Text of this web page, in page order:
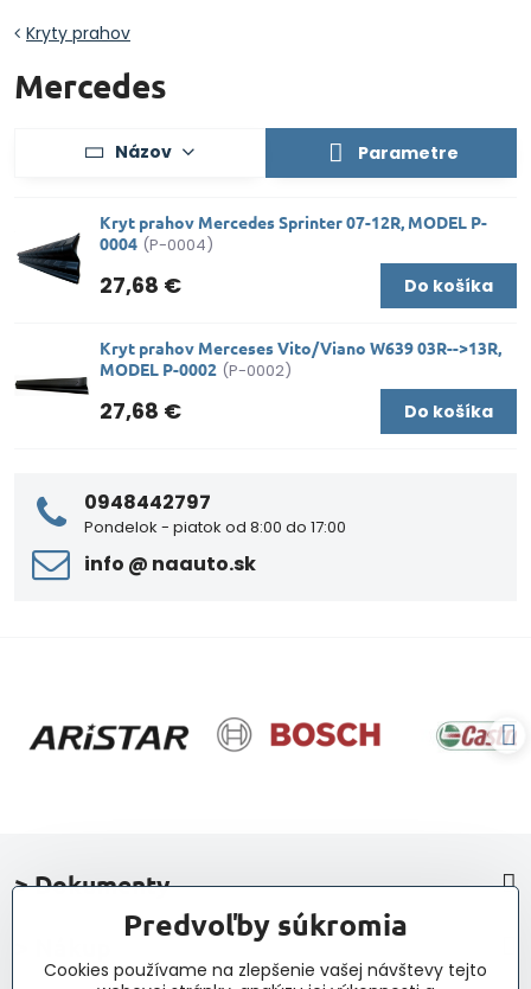
Kryty prahov
Mercedes
Názov Parametre
Kryt prahov Mercedes Sprinter 07-12R, MODEL P-
0004 (P-0004)
27,68 € Do košíka
Kryt prahov Merceses Vito/Viano W639 03R-->13R,
MODEL P-0002 (P-0002)
27,68 € Do košíka
0948442797
Pondelok - piatok od 8:00 do 17:00
info ​@ naauto​.sk
> Dokumenty
Predvoľby súkromia
Cookies používame na zlepšenie vašej návštevy tejto